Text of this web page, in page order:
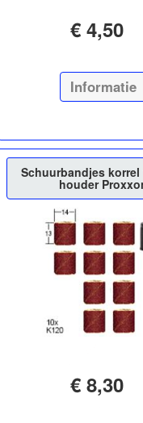
€ 4,50
Informatie
Schuurbandjes korrel
houder
€ 8,30